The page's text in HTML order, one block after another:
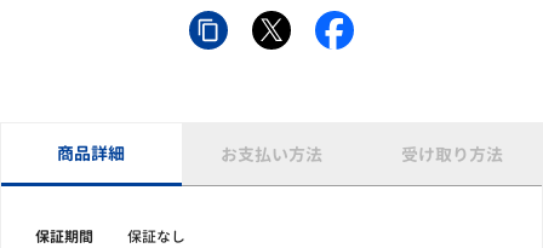
商品詳細 お支払い方法 受け取り方法
保証期間 保証なし